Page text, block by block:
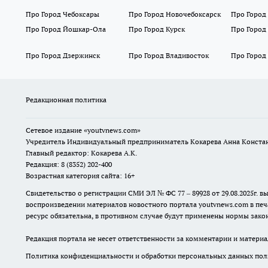
Про Город Чебоксары Про Город Новочебоксарск Про Город
Про Город Йошкар-Ола
Про Город Курск Про
Про Город Дзержинск
Про Город Владивосток Про Город
Редакционная политика
Сетевое издание «youtvnews.com»
Учредитель Индивидуальный предприниматель Кокарева Анна
Главный редактор: Кокарева А.К.
Редакция: 8 (8352) 202-400
Возрастная категория сайта: 16+
Свидетельство о регистрации СМИ ЭЛ № ФС 77 – 89928 от
воспроизведении материалов новостного портала youtvnews.com в
ресурс обязательна, в противном случае будут применены нормы
Редакция портала не несет ответственности за комментарии и
Политика конфиденциальности и обработки персональных данных